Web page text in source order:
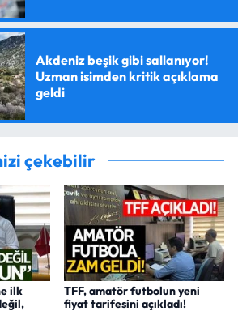
Akdeniz beşik gibi sallanıyor!
Uzman isimden kritik açıklama
geldi
çekebilir
ilk
TFF, amatör futbolun yeni
fiyat tarifesini açıkladı!